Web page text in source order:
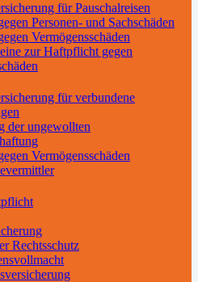
für Pauschalreisen
Personen- und Sachschäden
Vermögensschäden
zur Haftpflicht gegen
für verbundene
der ungewollten
Vermögensschäden
Rechtsschutz